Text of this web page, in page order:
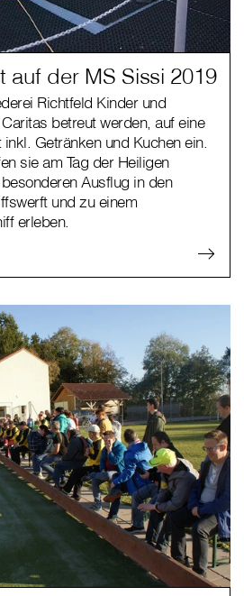
auf der MS Sissi 2019
Richtfeld Kinder und
betreut werden, auf eine
Getränken und Kuchen ein.
sie am Tag der Heiligen
Ausflug in den
und zu einem
erleben.